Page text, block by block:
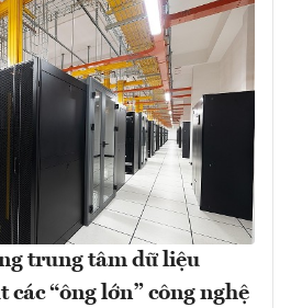
trung tâm dữ liệu
“ông lớn” công nghệ